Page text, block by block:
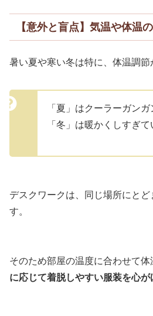
【意外と盲点】気温や体温
暑い夏や寒い冬は特に、体温調節
「夏」はクーラーガンガ
「冬」は暖かくしすぎ
デスクワークは、同じ場所にとど
す。
そのため部屋の温度に合わせて体
に応じて着脱しやすい服装を心